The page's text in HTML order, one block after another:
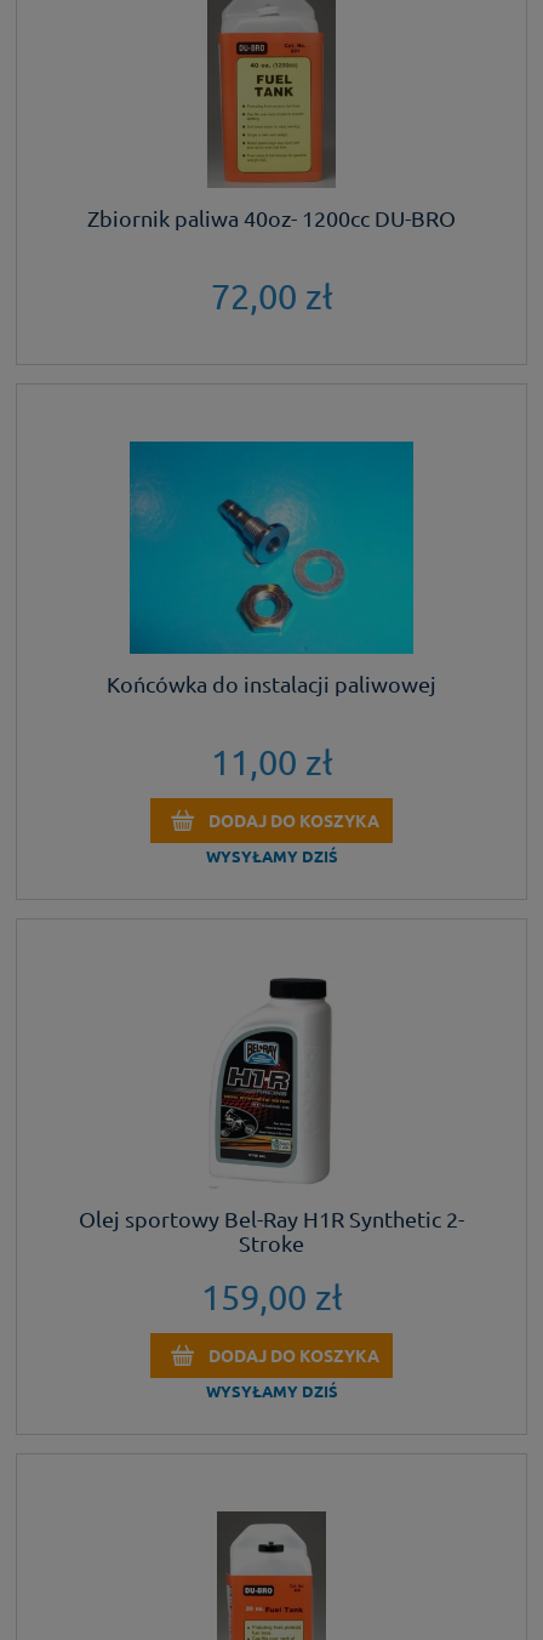
Zbiornik paliwa 40oz- 1200cc DU-BRO
72,00 zł
Końcówka do instalacji paliwowej
11,00 zł
DODAJ DO KOSZYKA
WYSYŁAMY DZIŚ
Olej sportowy Bel-Ray H1R Synthetic 2-
Stroke
159,00 zł
DODAJ DO KOSZYKA
WYSYŁAMY DZIŚ